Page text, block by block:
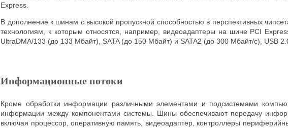
Express.
В дополнение к шинам с высокой пропускной способностью в перспективных
технологиям, к которым относятся, например, видеоадаптеры на шине PCI
UltraDMA/133 (до 133 Мбайт), SATA (до 150 Мбайт) и SATA2 (до 300 Мбайт/с), USB
Информационные потоки
Кроме обработки информации различными элементами и подсистемами
информации между компонентами системы. Шины обеспечивают передачу
включая процессор, оперативную память, видеоадаптер, контроллеры